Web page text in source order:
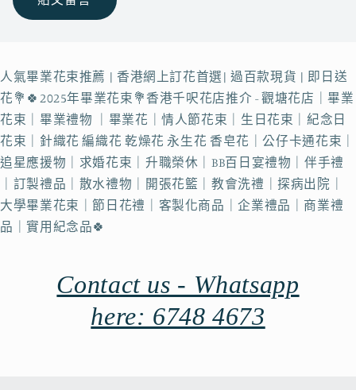
人氣畢業花束推薦 | 香港網上訂花首選| 過百款現貨 | 即日送
花💐🍀2025年畢業花束💐香港千呎花店推介 - 觀塘花店｜畢業
花束｜畢業禮物 ｜畢業花｜情人節花束｜生日花束｜紀念日
花束｜針織花 編織花 乾燥花 永生花 香皂花｜公仔卡通花束｜
追星應援物｜求婚花束｜升職榮休｜BB百日宴禮物｜伴手禮
｜訂製禮品｜散水禮物｜開張花籃｜教會洗禮｜探病出院｜
大學畢業花束｜節日花禮｜客製化商品｜企業禮品｜商業禮
品｜實用紀念品🍀
Contact us - Whatsapp
here: 6748 4673